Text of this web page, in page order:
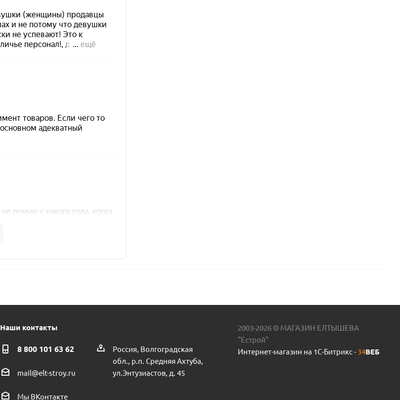
Наши контакты
8 800 101 63 62
mail@elt-stroy.ru
Мы ВКонтакте
Россия, Волгоградская
обл., р.п. Средняя Ахтуба,
ул.Энтузиастов, д. 45
2003-2026 © МАГАЗИН ЕЛТЫШЕВА
"Естрой"
Интернет-магазин на 1С-Битрикс - 34ВЕБ